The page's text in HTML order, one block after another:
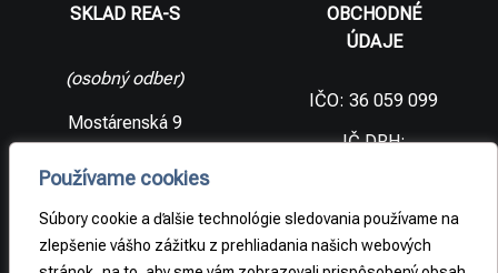
Používame cookies
Súbory cookie a ďalšie technológie sledovania používame na
zlepšenie vášho zážitku z prehliadania našich webových
SKLAD REA-S
(osobný odber)
Mostárenská 9
republika
OBCHODNÉ
ÚDAJE
IČO: 36 059 099
IČ DPH:
2021733065